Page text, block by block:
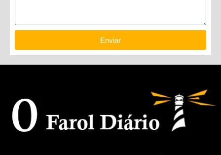
Enviar